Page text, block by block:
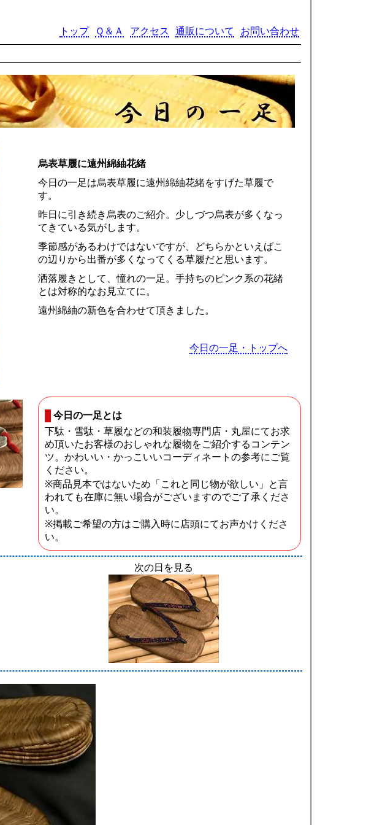
トップ Ｑ＆Ａ アクセス 通販について
お問い合わせ
烏表草履に遠州綿紬花緒
今日の一足は烏表草履に遠州綿紬花緒をすげた草履で
す。
昨日に引き続き烏表のご紹介。少しづつ烏表が多くなっ
てきている気がします。
季節感があるわけではないですが、どちらかといえばこ
の辺りから出番が多くなってくる草履だと思います。
洒落履きとして、憧れの一足。手持ちのピンク系の花緒
とは対称的なお見立てに。
遠州綿紬の新色を合わせて頂きました。
今日の一足・トップへ
今日の一足とは
下駄・雪駄・草履などの和装履物専門店・丸屋にてお求
め頂いたお客様のおしゃれな履物をご紹介するコンテン
ツ。かわいい・かっこいいコーディネートの参考にご覧
ください。
※商品見本ではないため「これと同じ物が欲しい」と言
われても在庫に無い場合がございますのでご了承くださ
い。
※掲載ご希望の方はご購入時に店頭にてお声かけくださ
い。
次の日を見る